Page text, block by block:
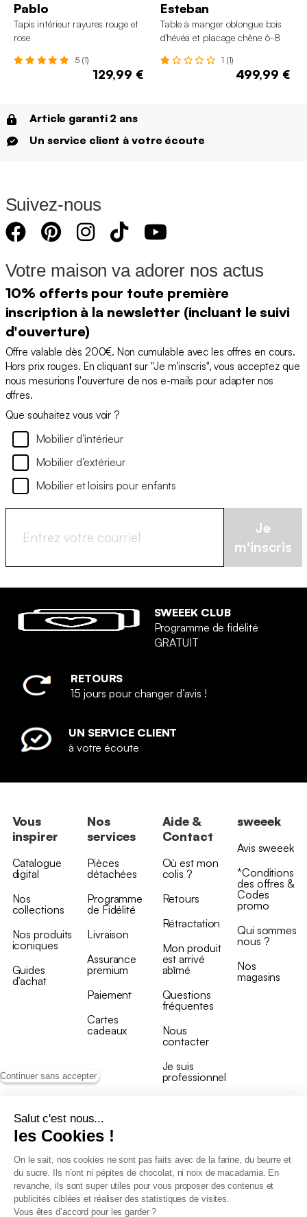
Continuer sans accepter
Salut c'est nous...
les Cookies !
On le sait, nos cookies ne sont pas faits avec de la farine, du beurre et
du sucre. Ils n’ont ni pépites de chocolat, ni noix de macadamia. En
revanche, ils sont super utiles pour vous proposer des contenus et
publicités ciblées et réaliser des statistiques de visites.
Vous êtes d’accord pour les garder ?
Pablo
Tapis intérieur rayures rouge et
rose
5 (1)
129,99 €
Esteban
Table à manger oblongue bois
d'hévéa et placage chêne 6-8
1 (1)
499,99 €
Article garanti 2 ans
Un service client à votre écoute
Suivez-nous
Votre maison va adorer nos actus
10% offerts pour toute première
inscription à la newsletter (incluant le suivi
d'ouverture)
Offre valable dès 200€. Non cumulable avec les offres en cours.
Hors prix rouges. En cliquant sur "Je m'inscris", vous acceptez que
nous mesurions l'ouverture de nos e-mails pour adapter nos
offres.
Que souhaitez vous voir ?
Mobilier d’intérieur
Mobilier d’extérieur
Mobilier et loisirs pour enfants
Je
m'inscris
SWEEEK CLUB
Programme de fidélité
GRATUIT
RETOURS
15 jours pour changer d’avis !
UN SERVICE CLIENT
à votre écoute
Vous
inspirer
Catalogue
digital
Nos
collections
Nos produits
iconiques
Guides
d’achat
Nos
services
Pièces
détachées
Programme
de Fidélité
Livraison
Assurance
premium
Paiement
Cartes
cadeaux
Aide &
Contact
Où est mon
colis ?
Retours
Rétractation
Mon produit
est arrivé
abîmé
Questions
fréquentes
Nous
contacter
Je suis
professionnel
sweeek
Avis sweeek
*Conditions
des offres &
Codes
promo
Qui sommes
nous ?
Nos
magasins
Conditions générales de vente
Conditions générales du programme de fidélité
Charte de données personnelles
Conditions générales de vente Pro